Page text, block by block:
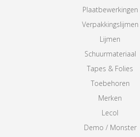
Plaatbewerkingen
Verpakkingslijmen
Lijmen
Schuurmateriaal
Tapes & Folies
Toebehoren
Merken
Lecol
Demo / Monster